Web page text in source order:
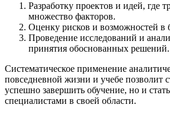
Разработку проектов и идей, где
множество факторов.
Оценку рисков и возможностей в
Проведение исследований и
принятия обоснованных решений.
Систематическое применение
повседневной жизни и учебе позволит
успешно завершить обучение, но и
специалистами в своей области.